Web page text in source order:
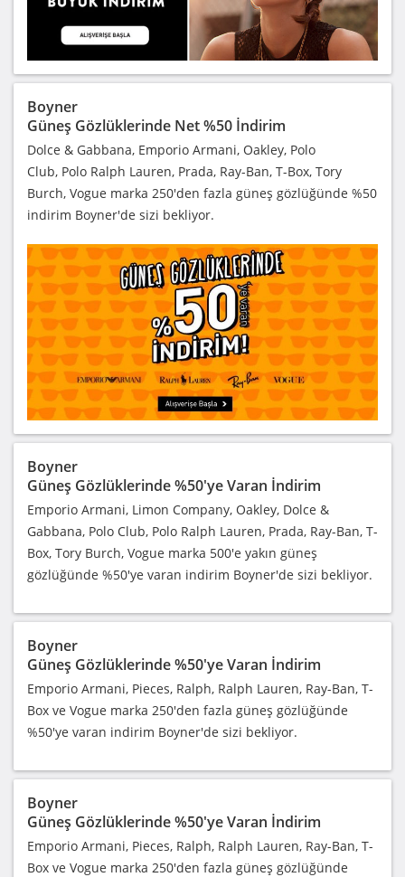
Boyner
Güneş Gözlüklerinde Net %50 İndirim
Dolce & Gabbana, Emporio Armani, Oakley, Polo
Club, Polo Ralph Lauren, Prada, Ray-Ban, T-Box, Tory
Burch, Vogue marka 250'den fazla güneş gözlüğünde %50
indirim Boyner'de sizi bekliyor.
Boyner
Güneş Gözlüklerinde %50'ye Varan İndirim
Emporio Armani, Limon Company, Oakley, Dolce &
Gabbana, Polo Club, Polo Ralph Lauren, Prada, Ray-Ban, T-
Box, Tory Burch, Vogue marka 500'e yakın güneş
gözlüğünde %50'ye varan indirim Boyner'de sizi bekliyor.
Boyner
Güneş Gözlüklerinde %50'ye Varan İndirim
Emporio Armani, Pieces, Ralph, Ralph Lauren, Ray-Ban, T-
Box ve Vogue marka 250'den fazla güneş gözlüğünde
%50'ye varan indirim Boyner'de sizi bekliyor.
Boyner
Güneş Gözlüklerinde %50'ye Varan İndirim
Emporio Armani, Pieces, Ralph, Ralph Lauren, Ray-Ban, T-
Box ve Vogue marka 250'den fazla güneş gözlüğünde